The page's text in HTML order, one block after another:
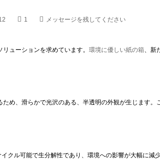
1 メッセージを残してください
ューションを求めています。 環境に優しい紙の箱、新
め、滑らかで光沢のある、半透明の外観が生じます
クル可能で生分解性であり、環境への影響が大幅に減少